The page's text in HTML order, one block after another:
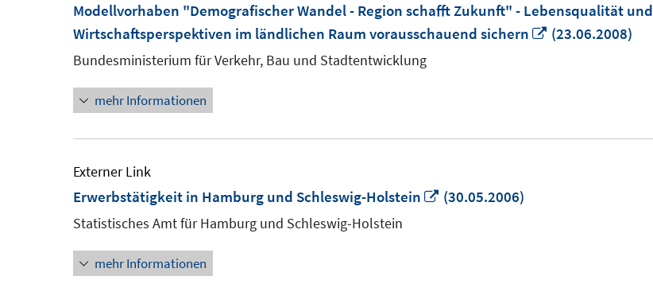
Modellvorhaben "Demografischer Wandel - Region schafft Zukunft" - Lebensqualität und
Wirtschaftsperspektiven im ländlichen Raum vorausschauend sichern
In
(23.06.2008)
Bundesministerium für Verkehr, Bau und Stadtentwicklung
mehr Informationen
Externer Link
Erwerbstätigkeit in Hamburg und Schleswig-Holstein
In
(30.05.2006)
Statistisches Amt für Hamburg und Schleswig-Holstein
mehr Informationen